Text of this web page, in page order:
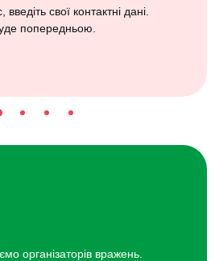
свої контактні дані.
попередньою.
організаторів вражень.